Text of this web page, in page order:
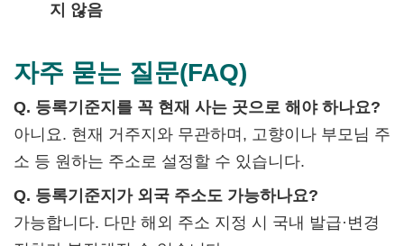
지 않음
자주 묻는 질문(FAQ)
Q. 등록기준지를 꼭 현재 사는 곳으로 해야 하나요?
아니요. 현재 거주지와 무관하며, 고향이나 부모님 주
소 등 원하는 주소로 설정할 수 있습니다.
Q. 등록기준지가 외국 주소도 가능하나요?
가능합니다. 다만 해외 주소 지정 시 국내 발급·변경